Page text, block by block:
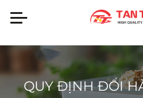
QUY ĐỊNH ĐỔI